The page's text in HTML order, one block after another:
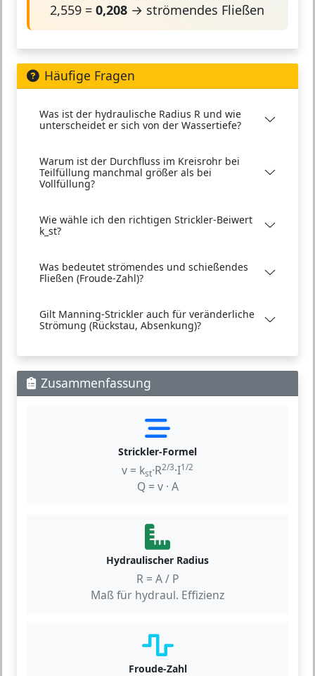
2,559 = 0,208 → strömendes Fließen
Häufige Fragen
Was ist der hydraulische Radius R und wie
unterscheidet er sich von der Wassertiefe?
Warum ist der Durchfluss im Kreisrohr bei
Teilfüllung manchmal größer als bei
Vollfüllung?
Wie wähle ich den richtigen Strickler-Beiwert
k_st?
Was bedeutet strömendes und schießendes
Fließen (Froude-Zahl)?
Gilt Manning-Strickler auch für veränderliche
Strömung (Rückstau, Absenkung)?
Zusammenfassung
Strickler-Formel
v = kst·R2/3·I1/2
Q = v · A
Hydraulischer Radius
R = A / P
Maß für hydraul. Effizienz
Froude-Zahl